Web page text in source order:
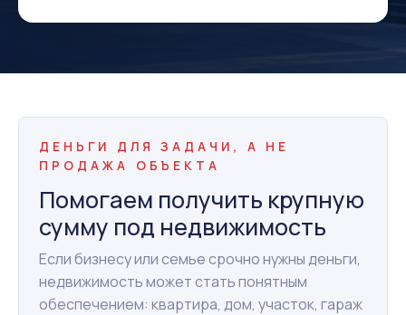
ДЕНЬГИ ДЛЯ ЗАДАЧИ, А НЕ
ПРОДАЖА ОБЪЕКТА
Помогаем получить крупную
сумму под недвижимость
Если бизнесу или семье срочно нужны деньги,
недвижимость может стать понятным
обеспечением: квартира, дом, участок, гараж